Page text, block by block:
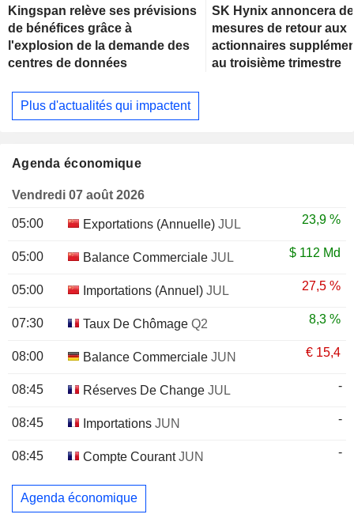
Kingspan relève ses prévisions
de bénéfices grâce à
l'explosion de la demande des
centres de données
SK Hynix annoncera
mesures de retour aux
actionnaires
au troisième trimestre
Plus d'actualités qui impactent
Agenda économique
Vendredi 07 août 2026
05:00 Exportations (Annuelle) JUL 23,9 %
05:00 Balance Commerciale JUL $ 112 Md
05:00 Importations (Annuel) JUL 27,5 %
07:30 Taux De Chômage Q2 8,3 %
08:00 Balance Commerciale JUN € 15,4
08:45 Réserves De Change JUL -
08:45 Importations JUN -
08:45 Compte CourantJUN -
Agenda économique